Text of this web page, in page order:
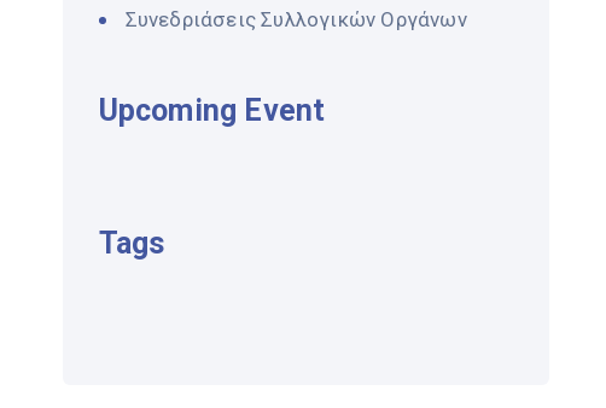
Συνεδριάσεις Συλλογικών Οργάνων
Upcoming Event
Tags